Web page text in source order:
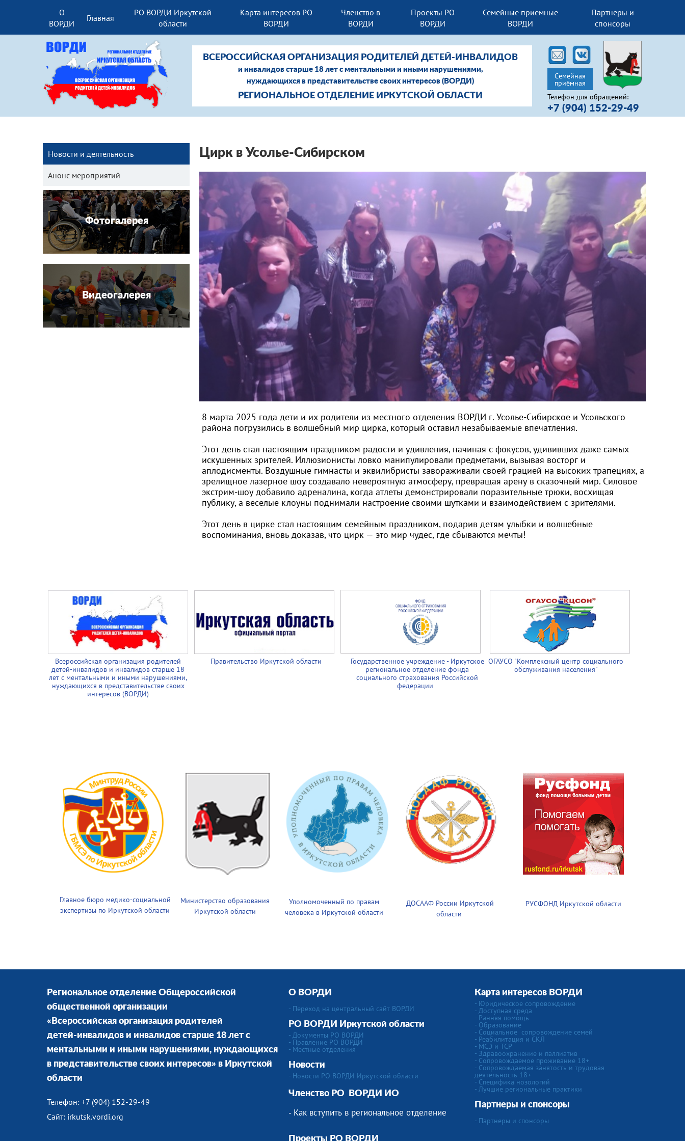
О
ВОРДИ
Главная
РО ВОРДИ Иркутской
области
Карта интересов РО
ВОРДИ
Членство в
ВОРДИ
Проекты РО
ВОРДИ
Семейные приемные
ВОРДИ
Партнеры и
спонсоры
Телефон для обращений:
+7 (904) 152-29-49
ВСЕРОССИЙСКАЯ ОРГАНИЗАЦИЯ РОДИТЕЛЕЙ ДЕТЕЙ-ИНВАЛИДОВ
и инвалидов старше 18 лет с ментальными и иными нарушениями,
нуждающихся в представительстве своих интересов (ВОРДИ)
РЕГИОНАЛЬНОЕ ОТДЕЛЕНИЕ ИРКУТСКОЙ ОБЛАСТИ
Семейная
приёмная
Новости и деятельность
Анонс мероприятий
Фотогалерея
Видеогалерея
Цирк в Усолье-Сибирском
8 марта 2025 года дети и их родители из местного отделения ВОРДИ г. Усолье-Сибирское и Усольского
района погрузились в волшебный мир цирка, который оставил незабываемые впечатления.
Этот день стал настоящим праздником радости и удивления, начиная с фокусов, удививших даже самых
искушенных зрителей. Иллюзионисты ловко манипулировали предметами, вызывая восторг и
аплодисменты. Воздушные гимнасты и эквилибристы завораживали своей грацией на высоких трапециях, а
зрелищное лазерное шоу создавало невероятную атмосферу, превращая арену в сказочный мир. Силовое
экстрим-шоу добавило адреналина, когда атлеты демонстрировали поразительные трюки, восхищая
публику, а веселые клоуны поднимали настроение своими шутками и взаимодействием с зрителями.
Этот день в цирке стал настоящим семейным праздником, подарив детям улыбки и волшебные
воспоминания, вновь доказав, что цирк — это мир чудес, где сбываются мечты!
Всероссийская организация родителей
детей-инвалидов и инвалидов старше 18
лет с ментальными и иными нарушениями,
нуждающихся в представительстве своих
интересов (ВОРДИ)
Правительство Иркутской области
Государственное учреждение - Иркутское
региональное отделение фонда
социального страхования Российской
федерации
ОГАУСО "Комплексный центр социального
обслуживания населения"
Главное бюро медико-социальной
экспертизы по Иркутской области
Министерство образования
Иркутской области
Уполномоченный по правам
человека в Иркутской области
ДОСААФ России Иркутской
области
РУСФОНД Иркутской области
Региональное отделение Общероссийской
общественной организации
«Всероссийская организация родителей
детей-инвалидов и инвалидов старше 18 лет с
ментальными и иными нарушениями, нуждающихся
в представительстве своих интересов» в Иркутской
области
Телефон: +7 (904) 152-29-49
Сайт: irkutsk.vordi.org
О ВОРДИ
- Переход на центральный сайт ВОРДИ
РО ВОРДИ Иркутской области
- Документы РО ВОРДИ
- Правление РО ВОРДИ
- Местные отделения
Новости
- Новости РО ВОРДИ Иркутской области
Членство РО
ВОРДИ ИО
- Как вступить в региональное отделение
Проекты РО ВОРДИ
Карта интересов ВОРДИ
- Юридическое сопровождение
- Доступная среда
- Ранняя помощь
- Образование
- Социальное сопровождение семей
- Реабилитация и СКЛ
- МСЭ и ТСР
- Здравоохранение и паллиатив
- Сопровождаемое проживание 18+
- Сопровождаемая занятость и трудовая
деятельность 18+
- Специфика нозологий
- Лучшие региональные практики
Партнеры и спонсоры
- Партнеры и спонсоры